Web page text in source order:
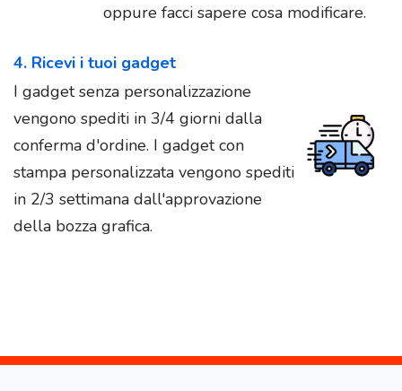
oppure facci sapere cosa modificare.
4. Ricevi i tuoi gadget
I gadget senza personalizzazione
vengono spediti in 3/4 giorni dalla
conferma d'ordine. I gadget con
stampa personalizzata vengono spediti
in 2/3 settimana dall'approvazione
della bozza grafica.